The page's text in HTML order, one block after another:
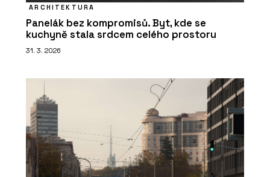
ARCHITEKTURA
Panelák bez kompromisů. Byt, kde se
kuchyně stala srdcem celého prostoru
31. 3. 2026